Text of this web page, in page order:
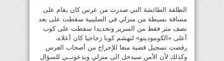
الطلقة الطائشة التي صدرت من عرس كان يقام على
مسافة بسيطة من منزلي في الصليبية سقطت على بعد
نصف متر فقط من السرير وتحديدا سقطت على كوب
أعلى «الكومودينو» لتهشم كوبا زجاجيا كان أعلاه،
رفضت تسجيل قضية منعا للإحراج من أصحاب العرس
وكذلك لأن الأمن سيدخل الى منزلي ويدعونــي للسؤال